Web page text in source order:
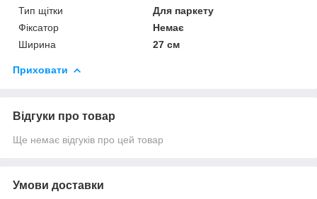
Тип щітки
Для паркету
Фіксатор
Немає
Ширина
27 см
Приховати
Відгуки про товар
Ще немає відгуків про цей товар
Умови доставки